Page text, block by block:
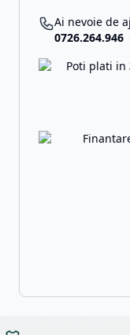
Ai nevoie de
0726.264.946
Poti plati in